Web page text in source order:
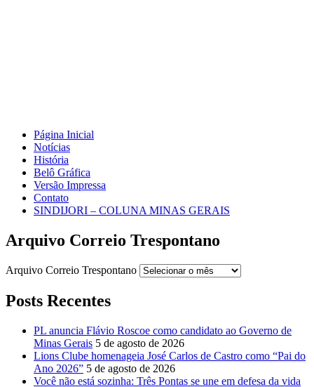
Página Inicial
Notícias
História
Belô Gráfica
Versão Impressa
Contato
SINDIJORI – COLUNA MINAS GERAIS
Arquivo Correio Trespontano
Arquivo Correio Trespontano
Posts Recentes
PL anuncia Flávio Roscoe como candidato ao Governo de
Minas Gerais 5 de agosto de 2026
Lions Clube homenageia José Carlos de Castro como “Pai do
Ano 2026” 5 de agosto de 2026
Você não está sozinha: Três Pontas se une em defesa da vida